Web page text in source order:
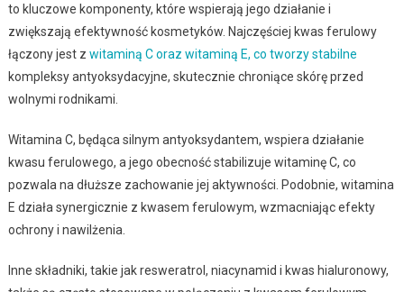
to kluczowe komponenty, które wspierają jego działanie i
zwiększają efektywność kosmetyków. Najczęściej kwas ferulowy
łączony jest z witaminą C oraz witaminą E, co tworzy stabilne
kompleksy antyoksydacyjne, skutecznie chroniące skórę przed
wolnymi rodnikami.
Witamina C, będąca silnym antyoksydantem, wspiera działanie
kwasu ferulowego, a jego obecność stabilizuje witaminę C, co
pozwala na dłuższe zachowanie jej aktywności. Podobnie, witamina
E działa synergicznie z kwasem ferulowym, wzmacniając efekty
ochrony i nawilżenia.
Inne składniki, takie jak resweratrol, niacynamid i kwas hialuronowy,